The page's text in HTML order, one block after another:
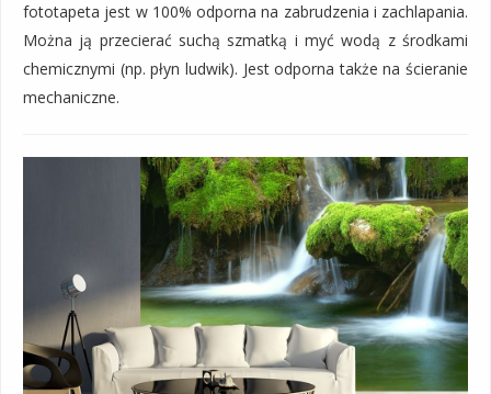
fototapeta jest w 100% odporna na zabrudzenia i zachlapania.
Można ją przecierać suchą szmatką i myć wodą z środkami
chemicznymi (np. płyn ludwik). Jest odporna także na ścieranie
mechaniczne.